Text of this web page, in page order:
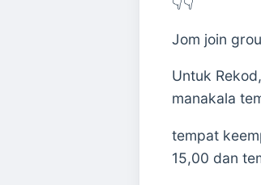
Jom join
Untuk
manakala
tempat
15,00 dan